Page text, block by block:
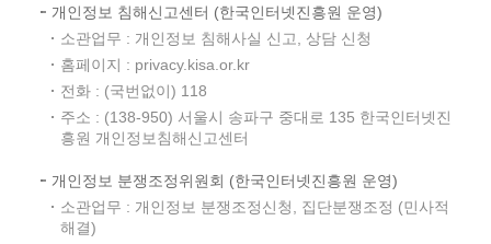
개인정보 침해신고센터 (한국인터넷진흥원 운영)
소관업무 : 개인정보 침해사실 신고, 상담 신청
홈페이지 : privacy.kisa.or.kr
전화 : (국번없이) 118
주소 : (138-950) 서울시 송파구 중대로 135 한국인터넷진
흥원 개인정보침해신고센터
개인정보 분쟁조정위원회 (한국인터넷진흥원 운영)
소관업무 : 개인정보 분쟁조정신청, 집단분쟁조정 (민사적
해결)